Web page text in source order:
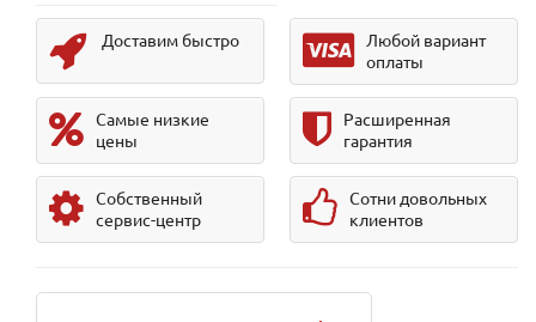
Доставим быстро
Любой вариант
оплаты
Самые низкие
цены
Расширенная
гарантия
Собственный
сервис-центр
Сотни довольных
клиентов